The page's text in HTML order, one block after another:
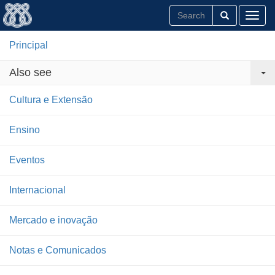
Principal
Also see
Cultura e Extensão
Ensino
Eventos
Internacional
Mercado e inovação
Notas e Comunicados